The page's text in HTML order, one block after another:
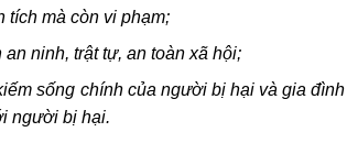
tích mà còn vi phạm;
ninh, trật tự, an toàn xã hội;
sống chính của người bị hại và gia
người bị hại.